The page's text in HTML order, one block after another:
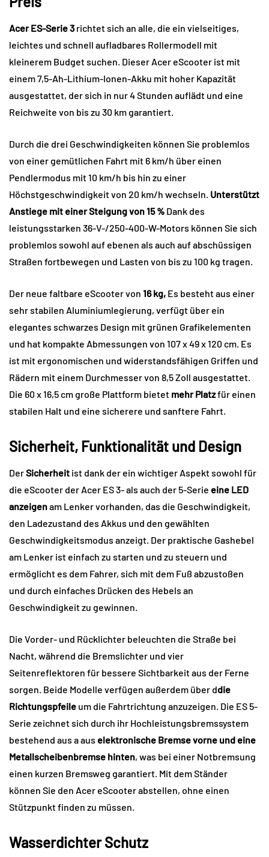
Acer ES-Serie 3richtet sich an alle, die ein vielseitiges,
leichtes und schnell aufladbares Rollermodell mit
kleinerem Budget suchen. Dieser Acer eScooter ist mit
einem 7,5-Ah-Lithium-Ionen-Akku mit hoher Kapazität
ausgestattet, der sich in nur 4 Stunden auflädt und eine
Reichweite von bis zu 30 km garantiert.
Durch die drei Geschwindigkeiten können Sie problemlos
von einer gemütlichen Fahrt mit 6 km/h über einen
Pendlermodus mit 10 km/h bis hin zu einer
Höchstgeschwindigkeit von 20 km/h wechseln. Unterstützt
Anstiege mit einer Steigung von 15 % Dank des
leistungsstarken 36-V-/250-400-W-Motors können Sie sich
problemlos sowohl auf ebenen als auch auf abschüssigen
Straßen fortbewegen und Lasten von bis zu 100 kg tragen.
Der neue faltbare eScooter von 16 kg, Es besteht aus einer
sehr stabilen Aluminiumlegierung, verfügt über ein
elegantes schwarzes Design mit grünen Grafikelementen
und hat kompakte Abmessungen von 107 x 49 x 120 cm. Es
ist mit ergonomischen und widerstandsfähigen Griffen und
Rädern mit einem Durchmesser von 8,5 Zoll ausgestattet.
Die 60 x 16,5 cm große Plattform bietet mehr Platzfür einen
stabilen Halt und eine sicherere und sanftere Fahrt.
Sicherheit, Funktionalität und Design
DerSicherheit ist dank der ein wichtiger Aspekt sowohl für
die eScooter der Acer ES 3- als auch der 5-Serie eine LED
anzeigenam Lenker vorhanden, das die Geschwindigkeit,
den Ladezustand des Akkus und den gewählten
Geschwindigkeitsmodus anzeigt. Der praktische Gashebel
am Lenker ist einfach zu starten und zu steuern und
ermöglicht es dem Fahrer, sich mit dem Fuß abzustoßen
und durch einfaches Drücken des Hebels an
Geschwindigkeit zu gewinnen.
Die Vorder- und Rücklichter beleuchten die Straße bei
Nacht, während die Bremslichter und vier
Seitenreflektoren für bessere Sichtbarkeit aus der Ferne
sorgen. Beide Modelle verfügen außerdem über ddie
Richtungspfeile um die Fahrtrichtung anzuzeigen. Die ES 5-
Serie zeichnet sich durch ihr Hochleistungsbremssystem
bestehend aus a aus elektronische Bremse vorne und eine
Metallscheibenbremse hinten, was bei einer Notbremsung
einen kurzen Bremsweg garantiert. Mit dem Ständer
können Sie den Acer eScooter abstellen, ohne einen
Stützpunkt finden zu müssen.
Wasserdichter Schutz